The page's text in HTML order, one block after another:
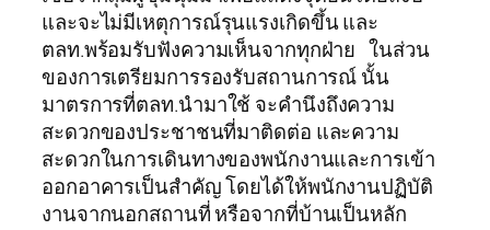
และจะไม่มีเหตุการณ์รุนแรงเกิดขึ้น และ
ตลท.พร้อมรับฟังความเห็นจากทุกฝ่าย ในส่วน
ของการเตรียมการรองรับสถานการณ์ นั้น
มาตรการที่ตลท.นำมาใช้ จะคำนึงถึงความ
สะดวกของประชาชนที่มาติดต่อ และความ
สะดวกในการเดินทางของพนักงานและการเข้า
ออกอาคารเป็นสำคัญ โดยได้ให้พนักงานปฏิบัติ
งานจากนอกสถานที่ หรือจากที่บ้านเป็นหลัก